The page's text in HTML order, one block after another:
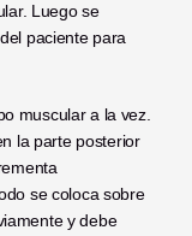
Luego se
paciente para
muscular a la vez.
la parte posterior
se coloca sobre
y debe